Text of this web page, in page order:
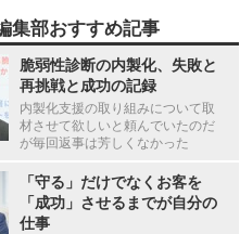
集部おすすめ記事
脆弱性診断の内製化、失敗と
再挑戦と成功の記録
内製化支援の取り組みについて取
材させて欲しいと頼んでいたのだ
が毎回返事は芳しくなかった
「守る」だけでなくお客を
「成功」させるまでが自分の
仕事